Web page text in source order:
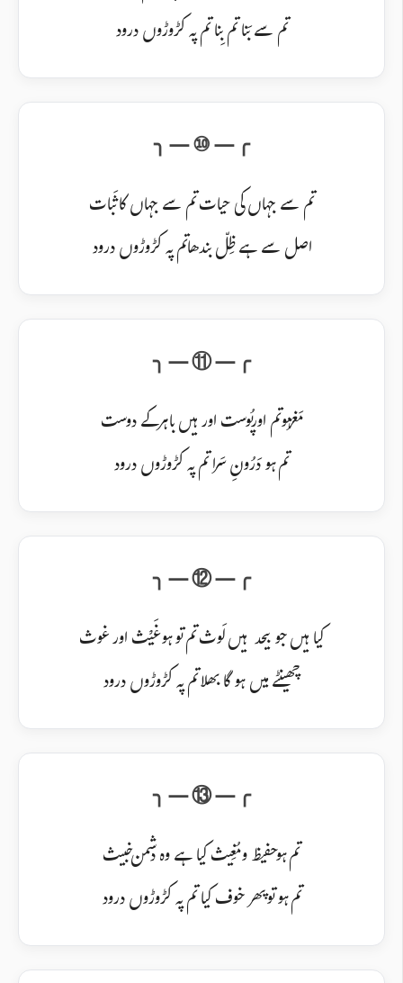
تم سے بَنا تم بِنا تم پہ کڑوڑوں درود
تم سے جہاں کی حیات تم سے جہاں کا ثَبات
اصل سے ہے ظِلّ بندھاتم پہ کڑوڑوں درود
مَغزہو تم اورپُوست اورہیں باہرکے دوست
تم ہو دَرُونِ سَرا تم پہ کڑوڑوں درود
کیا ہیں جو بیحد ہیں لَوث تم تو ہو غَیْث اور غوث
چھینٹے میں ہو گا بھلا تم پہ کڑوڑوں درود
تم ہو حفیظ و مُغِیث کیا ہے وہ دشمن خبیث
تم ہو تو پھر خوف کیا تم پہ کڑوڑوں درود